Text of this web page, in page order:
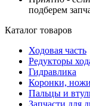
подберем
Каталог товаров
Ходовая часть
Редукторы
Гидравлика
Коронки,
Пальцы и